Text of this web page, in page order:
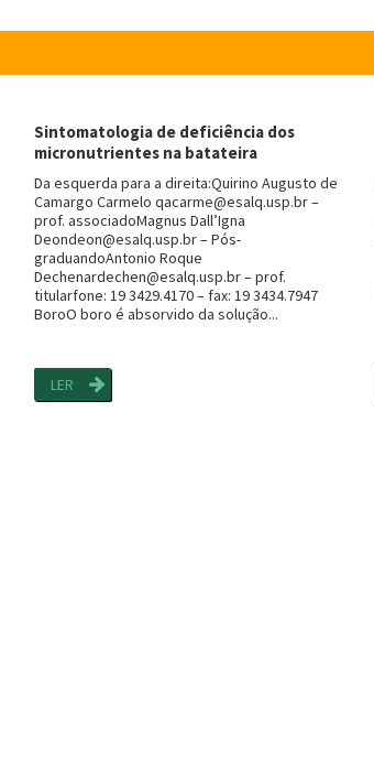
Sintomatologia de deficiência dos
micronutrientes na batateira
Da esquerda para a direita:Quirino Augusto de
Camargo Carmelo qacarme@esalq.usp.br –
prof. associadoMagnus Dall’Igna
Deondeon@esalq.usp.br – Pós-
graduandoAntonio Roque
Dechenardechen@esalq.usp.br – prof.
titularfone: 19 3429.4170 – fax: 19 3434.7947
BoroO boro é absorvido da solução...
LER